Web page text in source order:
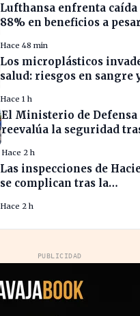
Lufthansa enfrenta caída
88% en beneficios a
Hace 48 min
Los microplásticos
salud: riesgos en sangre
expertos
Hace 1 h
El Ministerio de Defensa
reevalúa la seguridad
Galicia
Hace 2 h
Las inspecciones de
se complican tras la
el 'plan B
Hace 2 h
PUBLICIDAD